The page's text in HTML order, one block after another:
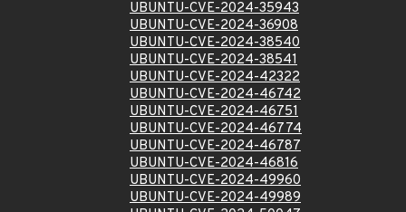
UBUNTU-CVE-2024-35943
UBUNTU-CVE-2024-36908
UBUNTU-CVE-2024-38540
UBUNTU-CVE-2024-38541
UBUNTU-CVE-2024-42322
UBUNTU-CVE-2024-46742
UBUNTU-CVE-2024-46751
UBUNTU-CVE-2024-46774
UBUNTU-CVE-2024-46787
UBUNTU-CVE-2024-46816
UBUNTU-CVE-2024-49960
UBUNTU-CVE-2024-49989